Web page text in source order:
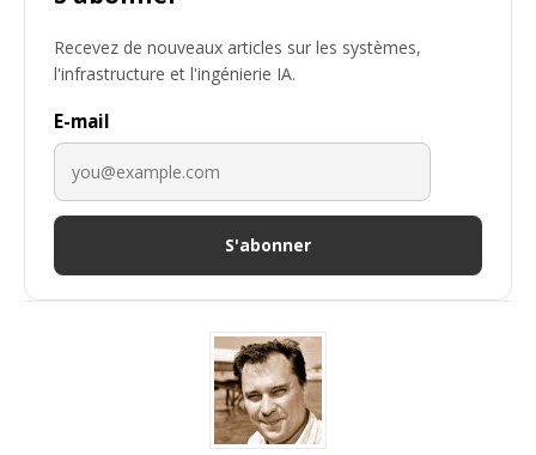
Recevez de nouveaux articles sur les systèmes,
l'infrastructure et l'ingénierie IA.
E-mail
S'abonner